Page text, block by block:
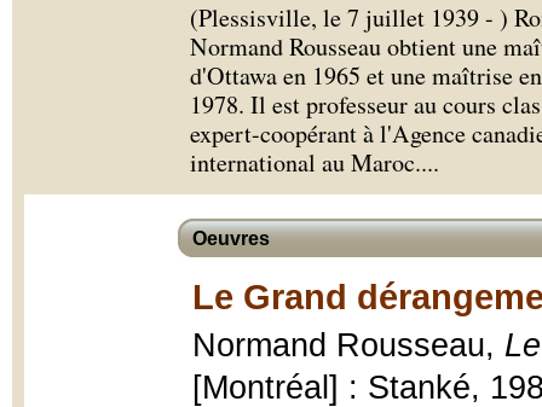
(Plessisville, le 7 juillet 1939 - )
Normand Rousseau obtient une
d'Ottawa en 1965 et une maîtrise
1978. Il est professeur au cours
expert-coopérant à l'Agence
international au Maroc....
Oeuvres
Le Grand
Normand Rousseau,
[Montréal] : Stanké,